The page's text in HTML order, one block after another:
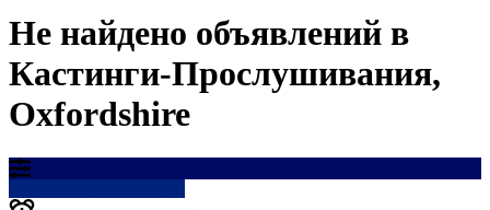
Не найдено объявлений в
Кастинги-Прослушивания,
Oxfordshire